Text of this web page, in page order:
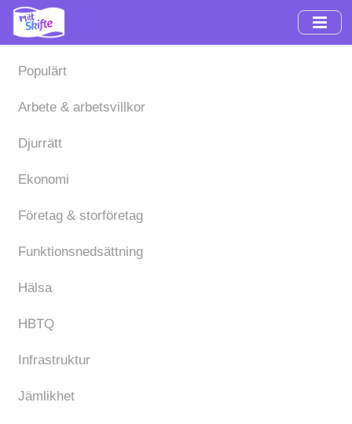
Hoppa
huvudinnehåll
Populärt
Arbete & arbetsvillkor
Djurrätt
Ekonomi
Företag & storföretag
Funktionsnedsättning
Hälsa
HBTQ
Infrastruktur
Jämlikhet